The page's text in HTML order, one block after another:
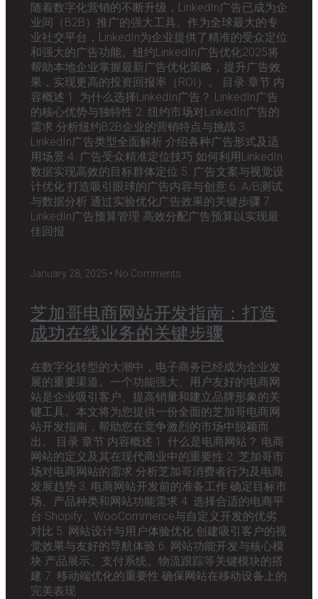
随着数字化营销的不断升级，LinkedIn广告已成为企
业间（B2B）推广的强大工具。作为全球最大的专
业社交平台，LinkedIn为企业提供了精准的受众定位
和强大的广告功能。纽约LinkedIn广告优化2025将
帮助本地企业掌握最新广告优化策略，提升广告效
果，实现更高的投资回报率（ROI）。 目录 章节 内
容概述 1. 为什么选择LinkedIn广告？ LinkedIn广告
的核心优势与独特性 2. 纽约市场对LinkedIn广告的
需求 分析纽约B2B企业的营销特点与挑战 3.
LinkedIn广告类型全面解析 介绍各种广告形式及适
用场景 4. 广告受众精准定位技巧 如何利用LinkedIn
数据实现高效的目标群体定位 5. 广告文案与视觉设
计优化 打造吸引眼球的广告内容与创意 6. A/B测试
与数据分析 通过实验优化广告效果的关键步骤 7.
LinkedIn广告预算管理 高效分配广告预算以实现最
佳回报
January 28, 2025 No Comments
芝加哥电商网站开发指南：打造
成功在线业务的关键步骤
在数字化转型的大潮中，电子商务已经成为企业发
展的重要渠道。一个功能强大、用户友好的电商网
站是企业吸引客户、提高销量和建立品牌形象的关
键工具。本文将为您提供一份全面的芝加哥电商网
站开发指南，帮助您在竞争激烈的市场中脱颖而
出。 目录 章节 内容概述 1. 什么是电商网站？ 电商
网站的定义及其在现代商业中的重要性 2. 芝加哥市
场对电商网站的需求 分析芝加哥消费者行为及电商
发展趋势 3. 电商网站开发前的准备工作 确定目标市
场、产品种类和网站功能需求 4. 选择合适的电商平
台 Shopify、WooCommerce与自定义开发的优劣
对比 5. 网站设计与用户体验优化 创建吸引客户的视
觉效果与友好的导航体验 6. 网站功能开发与核心模
块 产品展示、支付系统、物流跟踪等关键模块的搭
建 7. 移动端优化的重要性 确保网站在移动设备上的
完美表现